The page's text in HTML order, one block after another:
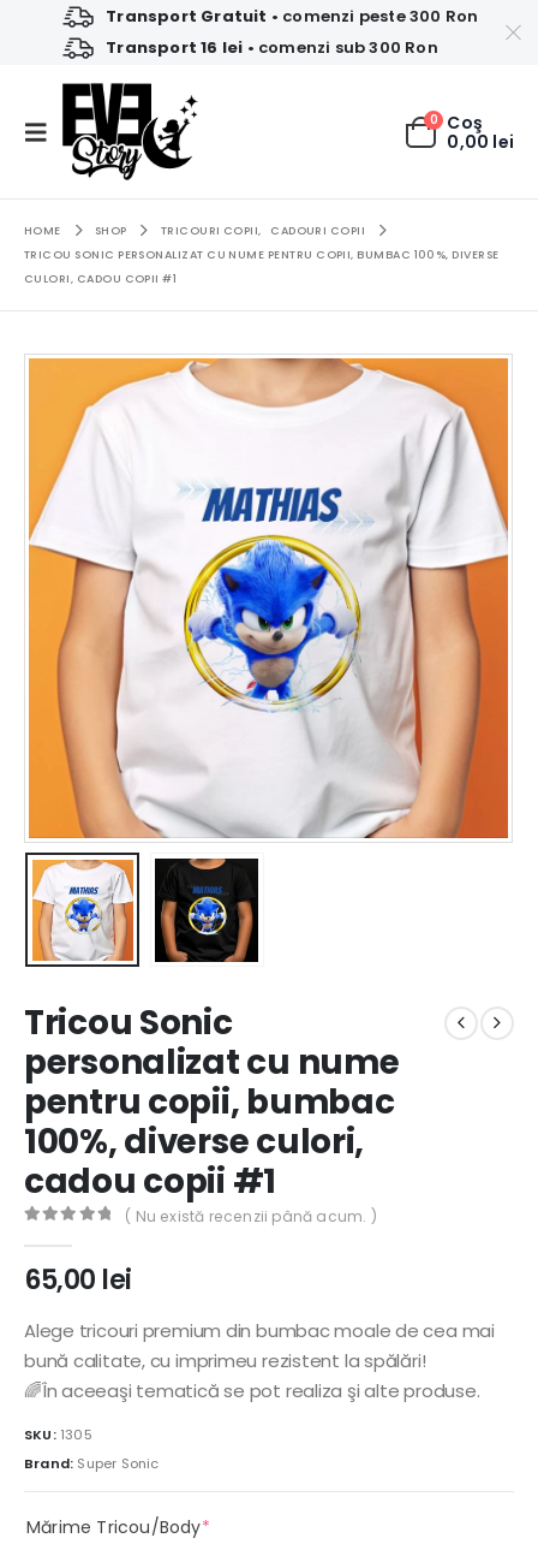
Transport Gratuit • comenzi peste 300 Ron
Transport 16 lei • comenzi sub 300 Ron
0 Coş
0,00 lei
HOME SHOP TRICOURI COPII,
CADOURI COPII
TRICOU SONIC PERSONALIZAT CU NUME PENTRU COPII, BUMBAC 100%, DIVERSE
CULORI, CADOU COPII #1
Tricou Sonic
personalizat cu nume
pentru copii, bumbac
100%, diverse culori,
cadou copii #1
( Nu există recenzii până acum. )
65,00 lei
Alege tricouri premium din bumbac moale de cea mai
bună calitate, cu imprimeu rezistent la spălări!
🌈În aceeaşi tematică se pot realiza şi alte produse.
SKU: 1305
Brand: Super Sonic
Mărime Tricou/Body*(required)